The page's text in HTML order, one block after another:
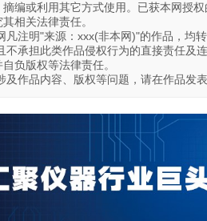
摘编或利用其它方式使用。已获本网授
相关法律责任。
注明"来源：xxx(非本网)"的作品，均
不承担此类作品侵权行为的直接责任及
负版权等法律责任。
作品内容、版权等问题，请在作品发